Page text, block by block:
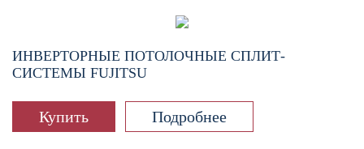
ИНВЕРТОРНЫЕ ПОТОЛОЧНЫЕ СПЛИТ-
СИСТЕМЫ FUJITSU
Купить Подробнее